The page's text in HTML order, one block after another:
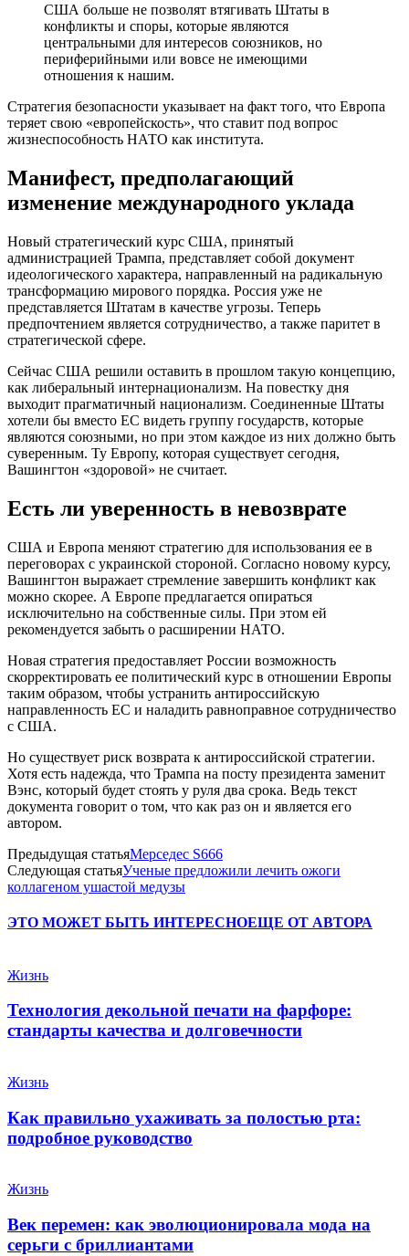
США больше не позволят втягивать Штаты в
конфликты и споры, которые являются
центральными для интересов союзников, но
периферийными или вовсе не имеющими
отношения к нашим.
Стратегия безопасности указывает на факт того, что Европа
теряет свою «европейскость», что ставит под вопрос
жизнеспособность НАТО как института.
Манифест, предполагающий
изменение международного уклада
Новый стратегический курс США, принятый
администрацией Трампа, представляет собой документ
идеологического характера, направленный на радикальную
трансформацию мирового порядка. Россия уже не
представляется Штатам в качестве угрозы. Теперь
предпочтением является сотрудничество, а также паритет в
стратегической сфере.
Сейчас США решили оставить в прошлом такую концепцию,
как либеральный интернационализм. На повестку дня
выходит прагматичный национализм. Соединенные Штаты
хотели бы вместо ЕС видеть группу государств, которые
являются союзными, но при этом каждое из них должно быть
суверенным. Ту Европу, которая существует сегодня,
Вашингтон «здоровой» не считает.
Есть ли уверенность в невозврате
США и Европа меняют стратегию для использования ее в
переговорах с украинской стороной. Согласно новому курсу,
Вашингтон выражает стремление завершить конфликт как
можно скорее. А Европе предлагается опираться
исключительно на собственные силы. При этом ей
рекомендуется забыть о расширении НАТО.
Новая стратегия предоставляет России возможность
скорректировать ее политический курс в отношении Европы
таким образом, чтобы устранить антироссийскую
направленность ЕС и наладить равноправное сотрудничество
с США.
Но существует риск возврата к антироссийской стратегии.
Хотя есть надежда, что Трампа на посту президента заменит
Вэнс, который будет стоять у руля два срока. Ведь текст
документа говорит о том, что как раз он и является его
автором.
Предыдущая статьяМерседес S666
Следующая статьяУченые предложили лечить ожоги
коллагеном ушастой медузы
ЭТО МОЖЕТ БЫТЬ ИНТЕРЕСНОЕЩЕ ОТ АВТОРА
Жизнь
Технология декольной печати на фарфоре:
стандарты качества и долговечности
Жизнь
Как правильно ухаживать за полостью рта:
подробное руководство
Жизнь
Век перемен: как эволюционировала мода на
серьги с бриллиантами